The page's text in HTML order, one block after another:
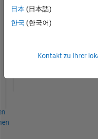
Thankful Level 3
日本 (日本語)
한국 (한국어)
Kontakt zu Ihrer